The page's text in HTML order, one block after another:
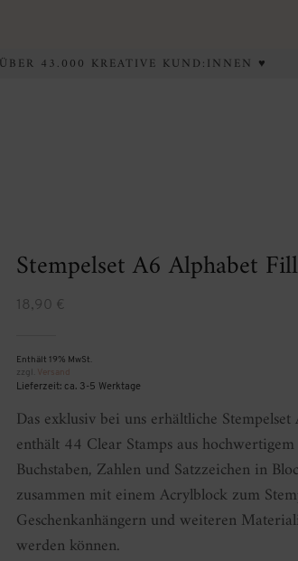
43.000 KREATIVE KUND:INNEN ♥
Stempelset A6 Alphabet
18,90 €
Enthält 19% MwSt.
zzgl.
Versand
Lieferzeit: ca. 3-5 Werktage
Das exklusiv bei uns erhältliche
enthält 44 Clear Stamps aus
Buchstaben, Zahlen und Satzzeichen in
zusammen mit einem Acrylblock zum
Geschenkanhängern und weiteren
werden können.